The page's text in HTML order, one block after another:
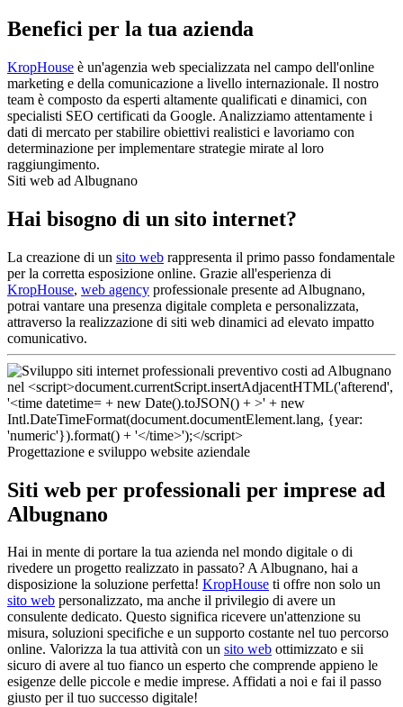
Benefici per la tua azienda
KropHouse è un'agenzia web specializzata nel campo dell'online
marketing e della comunicazione a livello internazionale. Il nostro
team è composto da esperti altamente qualificati e dinamici, con
specialisti SEO certificati da Google. Analizziamo attentamente i
dati di mercato per stabilire obiettivi realistici e lavoriamo con
determinazione per implementare strategie mirate al loro
raggiungimento.
Siti web ad Albugnano
Hai bisogno di un sito internet?
La creazione di un sito web rappresenta il primo passo fondamentale
per la corretta esposizione online. Grazie all'esperienza di
KropHouse, web agency professionale presente ad Albugnano,
potrai vantare una presenza digitale completa e personalizzata,
attraverso la realizzazione di siti web dinamici ad elevato impatto
comunicativo.
Progettazione e sviluppo website aziendale
Siti web per professionali per imprese ad
Albugnano
Hai in mente di portare la tua azienda nel mondo digitale o di
rivedere un progetto realizzato in passato? A Albugnano, hai a
disposizione la soluzione perfetta! KropHouse ti offre non solo un
sito web personalizzato, ma anche il privilegio di avere un
consulente dedicato. Questo significa ricevere un'attenzione su
misura, soluzioni specifiche e un supporto costante nel tuo percorso
online. Valorizza la tua attività con un sito web ottimizzato e sii
sicuro di avere al tuo fianco un esperto che comprende appieno le
esigenze delle piccole e medie imprese. Affidati a noi e fai il passo
giusto per il tuo successo digitale!